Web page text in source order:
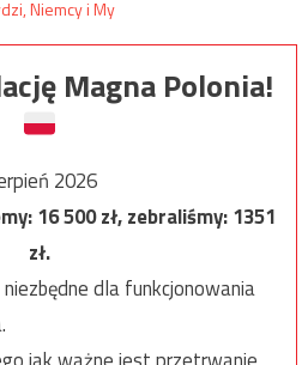
Magna Polonia!
2026
16 500zł, zebraliśmy:1351
zł.
dla funkcjonowania